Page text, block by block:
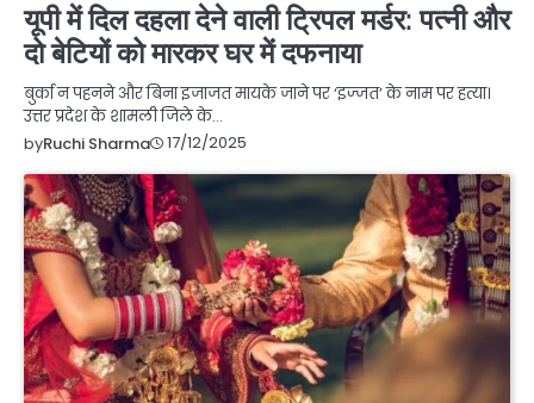
यूपी में दिल दहला देने वाली ट्रिपल मर्डर: पत्नी और
दो बेटियों को मारकर घर में दफनाया
बुर्का न पहनने और बिना इजाजत मायके जाने पर ‘इज्जत’ के नाम पर हत्या।
उत्तर प्रदेश के शामली जिले के…
byRuchi Sharma 17/12/2025